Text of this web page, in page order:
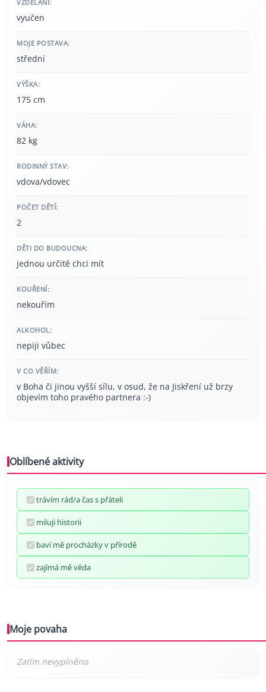
VZDĚLÁNÍ:
vyučen
MOJE POSTAVA:
střední
VÝŠKA:
175 cm
VÁHA:
82 kg
RODINNÝ STAV:
vdova/vdovec
POČET DĚTÍ:
2
DĚTI DO BUDOUCNA:
jednou určitě chci mít
KOUŘENÍ:
nekouřím
ALKOHOL:
nepiji vůbec
V CO VĚŘÍM:
v Boha či jinou vyšší sílu, v osud, že na Jiskření už brzy
objevím toho pravého partnera :-)
Oblíbené aktivity
trávím rád/a čas s přáteli
miluji historii
baví mě procházky v přírodě
zajímá mě věda
Moje povaha